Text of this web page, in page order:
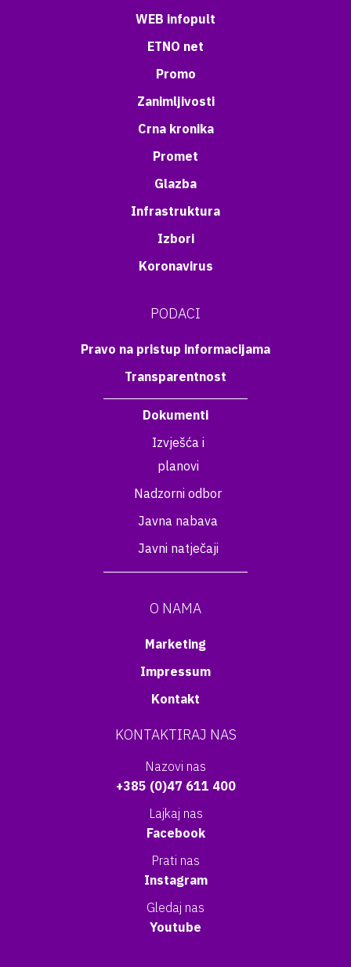
WEB infopult
ETNO net
Promo
Zanimljivosti
Crna kronika
Promet
Glazba
Infrastruktura
Izbori
Koronavirus
PODACI
Pravo na pristup informacijama
Transparentnost
Dokumenti
Izvješća i
planovi
Nadzorni odbor
Javna nabava
Javni natječaji
O NAMA
Marketing
Impressum
Kontakt
KONTAKTIRAJ NAS
Nazovi nas
+385 (0)47 611 400
Lajkaj nas
Facebook
Prati nas
Instagram
Gledaj nas
Youtube